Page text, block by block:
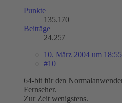
Punkte
135.170
Beiträge
24.257
10. März 2004 um 18:55
#10
64-bit für den
Fernseher.
Zur Zeit wenigstens.